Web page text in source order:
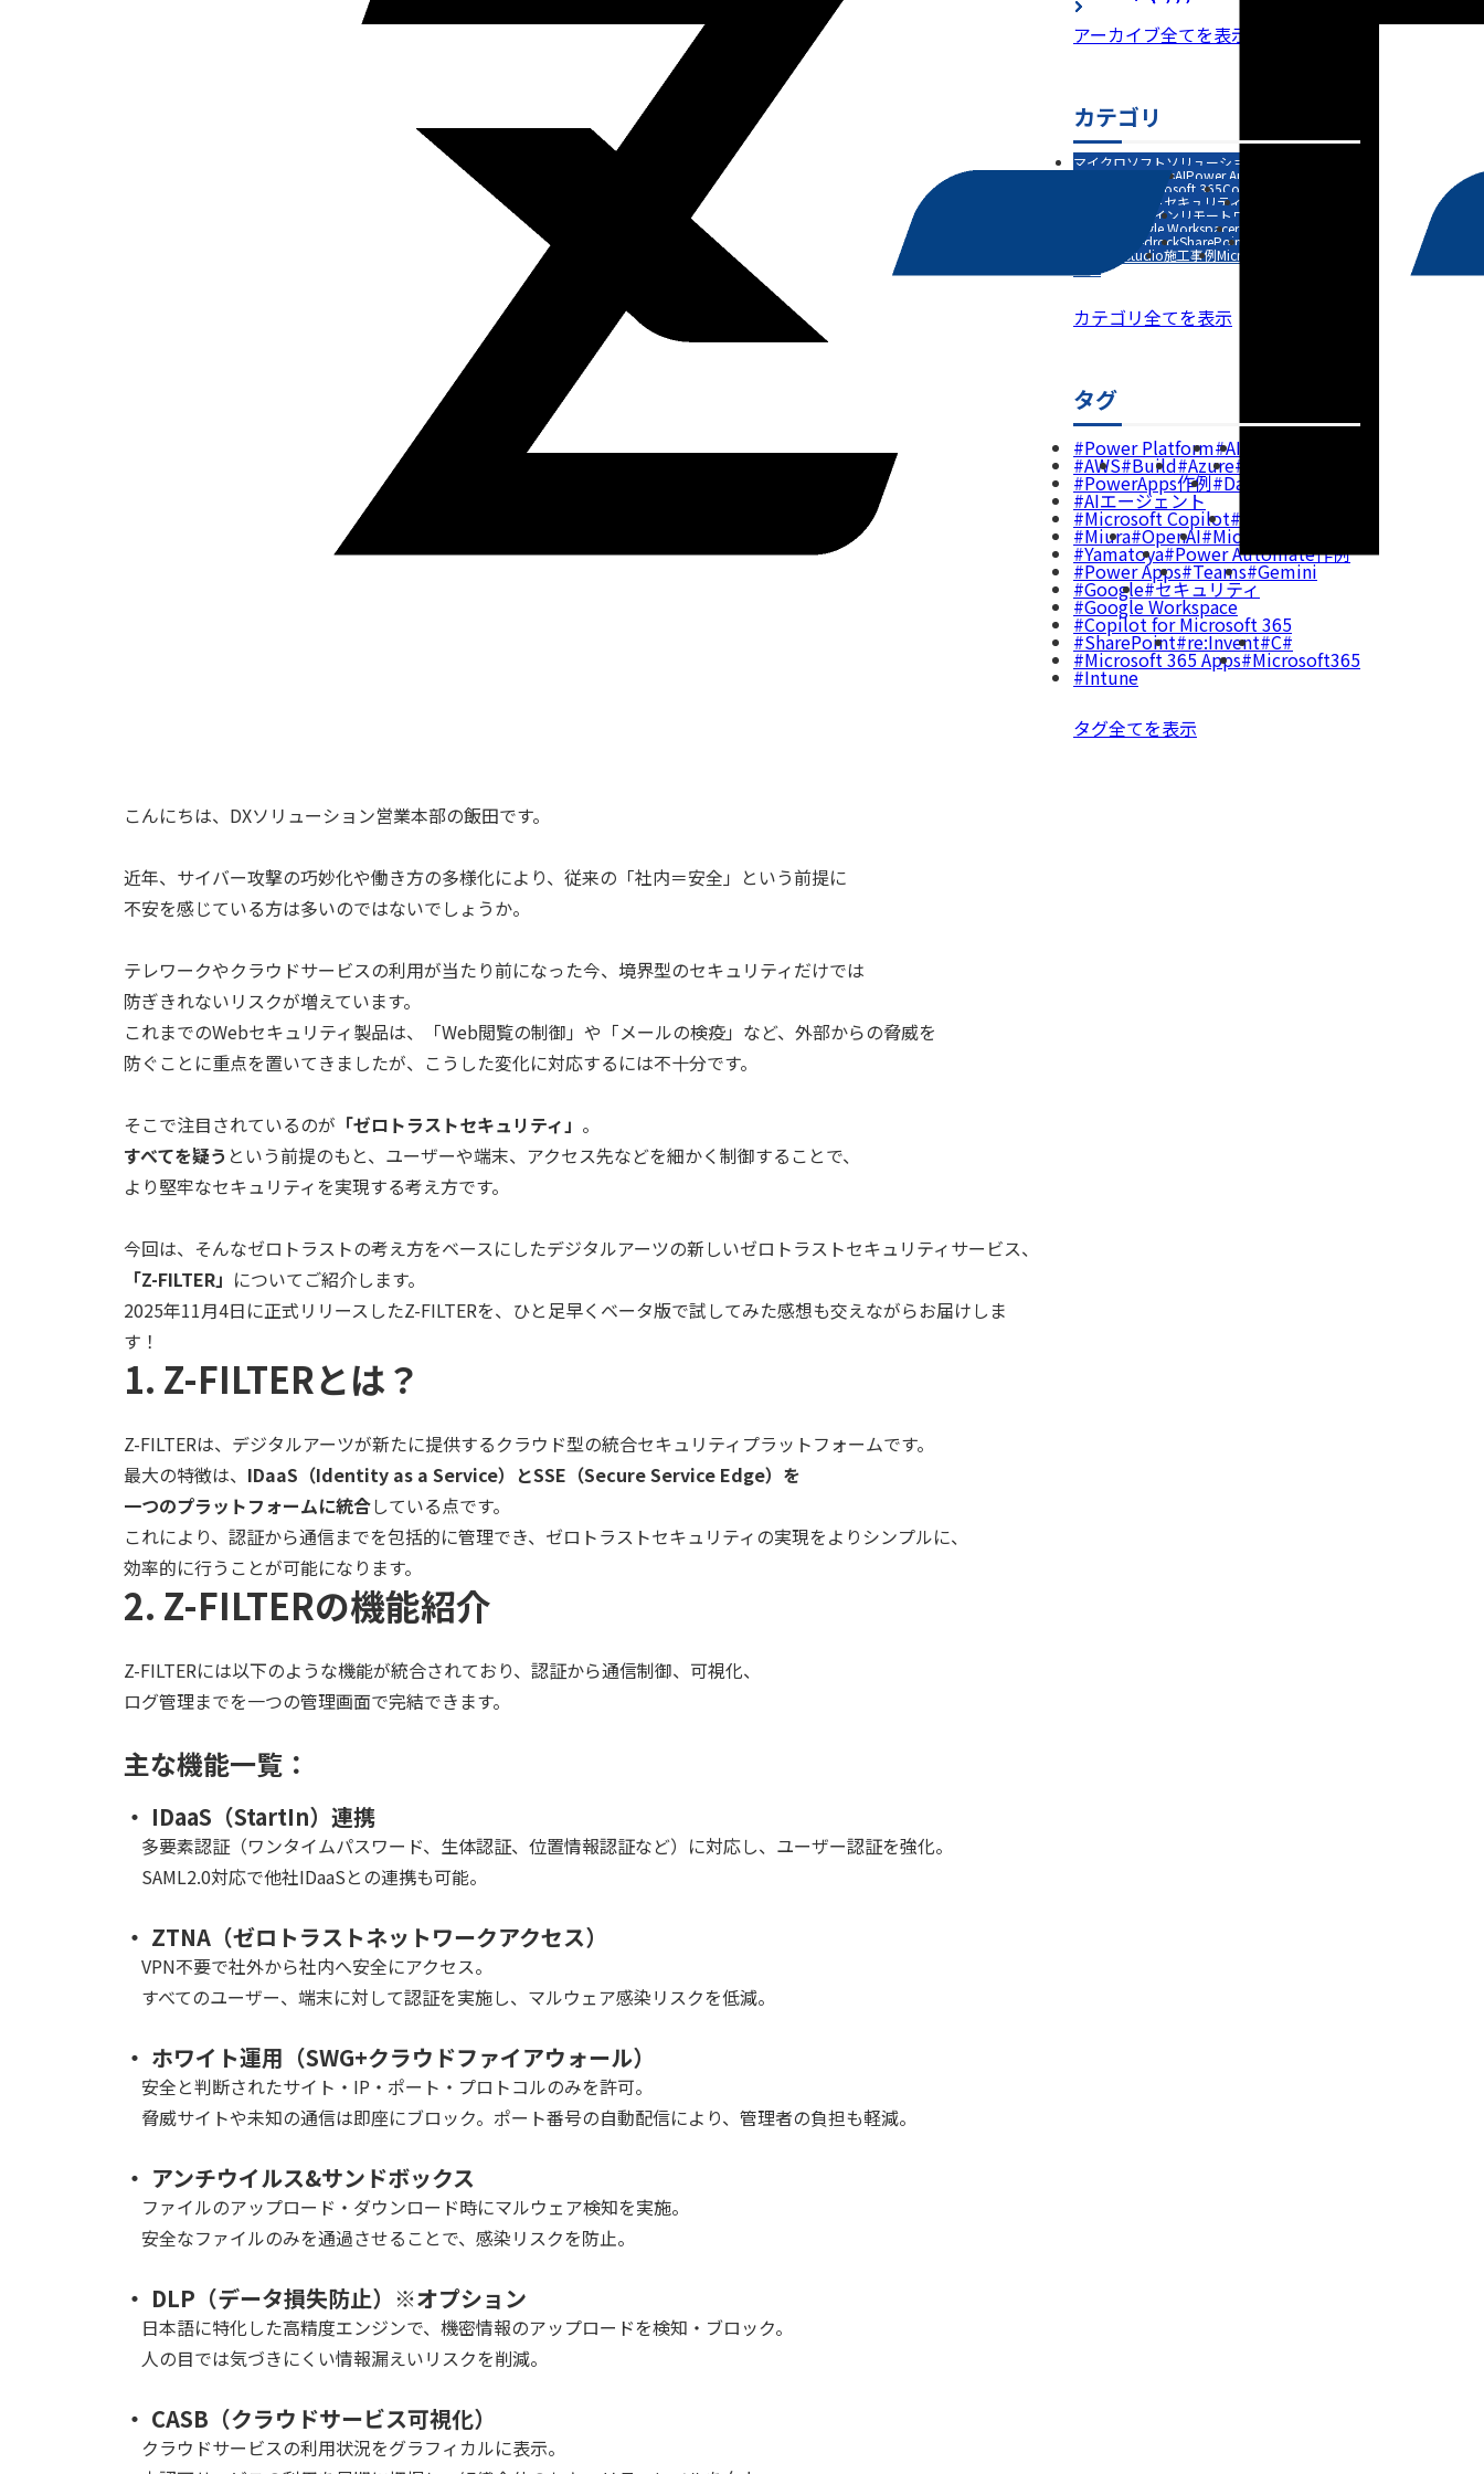
こんにちは、 DXソリューション営業本部の飯田です。
近年、サイバー攻撃の巧妙化や働き方の多様化により、従来の「社内＝安全」という前提に
不安を感じている方は多いのではないでしょうか。
テレワークやクラウドサービスの利用が当たり前になった今、境界型のセキュリティだけでは
防ぎきれないリスクが増えています。
これまでのWebセキュリティ製品は、「Web閲覧の制御」や「メールの検疫」など、外部からの脅威を
防ぐことに重点を置いてきましたが、こうした変化に対応するには不十分です。
そこで注目されているのが 「ゼロトラストセキュリティ」 。
すべてを疑う という前提のもと、ユーザーや端末、アクセス先などを細かく制御することで、
より堅牢なセキュリティを実現する考え方です。
今回は、そんなゼロトラストの考え方をベースにしたデジタルアーツの新しいゼロトラストセキュリティサービス、
「Z-FILTER」 についてご紹介します。
2025年11月4日に正式リリースしたZ-FILTERを、ひと足早くベータ版で試してみた感想も交えながらお届けしま
す！
1. Z-FILTERとは？
Z-FILTERは、デジタルアーツが新たに提供するクラウド型の統合セキュリティプラットフォームです。
最大の特徴は、 IDaaS （Identity as a Service）とSSE （Secure Service Edge）を
一つのプラットフォームに統合している点です。
これにより、認証から通信までを包括的に管理でき、ゼロトラストセキュリティの実現をよりシンプルに、
効率的に行うことが可能になります。
2. Z-FILTERの機能紹介
Z-FILTERには以下のような機能が統合されており、認証から通信制御、可視化、
ログ管理までを一つの管理画面で完結できます。
主な機能一覧：
・ IDaaS（StartIn）連携
多要素認証（ワンタイムパスワード、生体認証、位置情報認証など）に対応し、ユーザー認証を強化。
SAML2.0対応で他社IDaaSとの連携も可能。
・ ZTNA（ゼロトラストネットワークアクセス）
VPN不要で社外から社内へ安全にアクセス。
すべてのユーザー、端末に対して認証を実施し、マルウェア感染リスクを低減。
・ ホワイト運用（SWG+クラウドファイアウォール）
安全と判断されたサイト・IP・ポート・プロトコルのみを許可。
脅威サイトや未知の通信は即座にブロック。ポート番号の自動配信により、管理者の負担も軽減。
・ アンチウイルス&サンドボックス
ファイルのアップロード・ダウンロード時にマルウェア検知を実施。
安全なファイルのみを通過させることで、感染リスクを防止。
・ DLP（データ損失防止）※オプション
日本語に特化した高精度エンジンで、機密情報のアップロードを検知・ブロック。
人の目では気づきにくい情報漏えいリスクを削減。
・ CASB（クラウドサービス可視化）
クラウドサービスの利用状況をグラフィカルに表示。
アーカイブ全てを表示
カテゴリ
マイクロソフトソリューション
Power AppsAIPower Automate
Microsoft 365Copilot
AIエージェントセキュリティ
オフィスデザイン リモートワーク
Google Workspacere:invent
Amazon BedrockSharePoint
Copilot Studio施工事例Microsoft 365 Copilot
カテゴリ全てを表示
タグ
Power Platform AI
AWS Build Azure
PowerApps作例 Dataverse
AIエージェント
Microsoft Copilot
Miura OpenAI Microsoft Entra
Yamatoya Power Automate作例
Power Apps Teams Gemini
Google セキュリティ
Google Workspace
Copilot for Microsoft 365
SharePoint re:Invent C#
Microsoft 365 Apps Microsoft365
Intune
タグ全てを表示